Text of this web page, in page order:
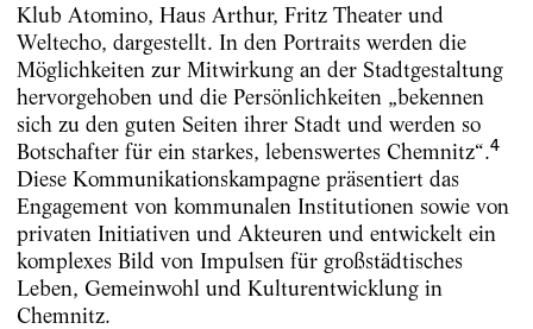
Klub Atomino, Haus Arthur, Fritz Theater und
Weltecho, dargestellt. In den Portraits werden die
Möglichkeiten zur Mitwirkung an der Stadtgestaltung
hervorgehoben und die Persönlichkeiten „bekennen
sich zu den guten Seiten ihrer Stadt und werden so
Botschafter für ein starkes, lebenswertes Chemnitz“.4
Diese Kommunikationskampagne präsentiert das
Engagement von kommunalen Institutionen sowie von
privaten Initiativen und Akteuren und entwickelt ein
komplexes Bild von Impulsen für großstädtisches
Leben, Gemeinwohl und Kulturentwicklung in
Chemnitz.